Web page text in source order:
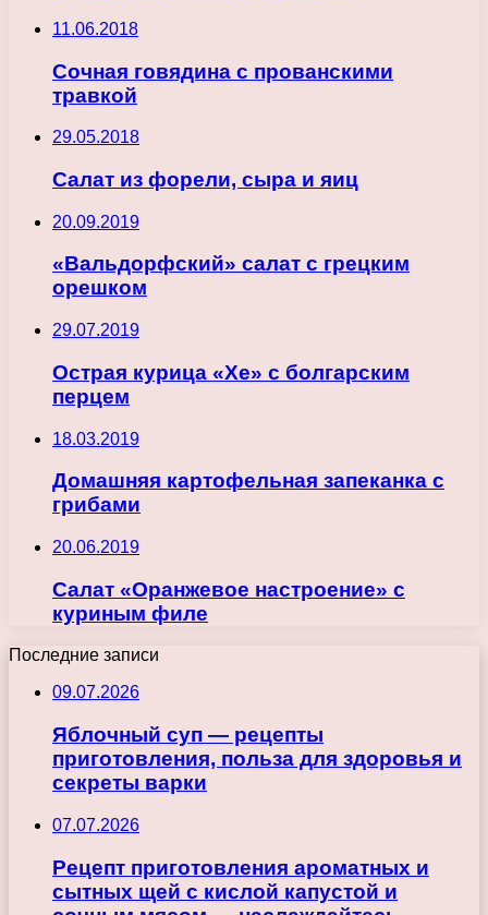
11.06.2018
Сочная говядина с прованскими
травкой
29.05.2018
Салат из форели, сыра и яиц
20.09.2019
«Вальдорфский» салат с грецким
орешком
29.07.2019
Острая курица «Хе» с болгарским
перцем
18.03.2019
Домашняя картофельная запеканка с
грибами
20.06.2019
Салат «Оранжевое настроение» с
куриным филе
Последние записи
09.07.2026
Яблочный суп — рецепты
приготовления, польза для здоровья и
секреты варки
07.07.2026
Рецепт приготовления ароматных и
сытных щей с кислой капустой и